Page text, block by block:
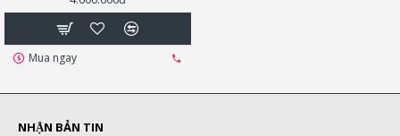
Mua ngay
NHẬN BẢN TIN